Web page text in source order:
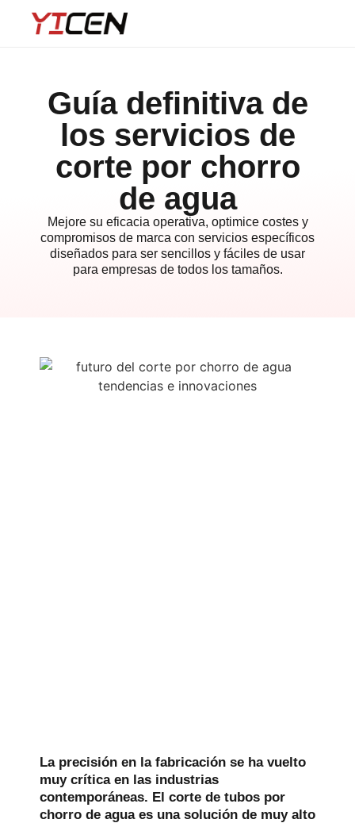
Guía definitiva de
los servicios de
corte por chorro
de agua
Mejore su eficacia operativa, optimice costes y
compromisos de marca con servicios específicos
diseñados para ser sencillos y fáciles de usar
para empresas de todos los tamaños.
La precisión en la fabricación se ha vuelto
muy crítica en las industrias
contemporáneas. El corte de tubos por
chorro de agua es una solución de muy alto